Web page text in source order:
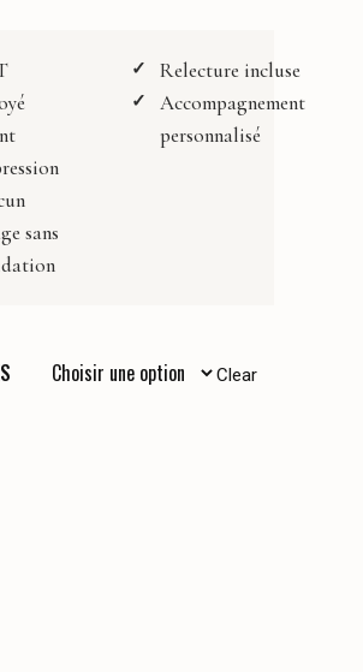
sans
Relecture incluse
Accompagnement
personnalisé
Clear